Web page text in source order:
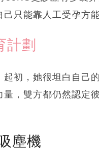
只能靠人工受孕方
計劃
初，她很坦白自己
，雙方都仍然認定
塵機